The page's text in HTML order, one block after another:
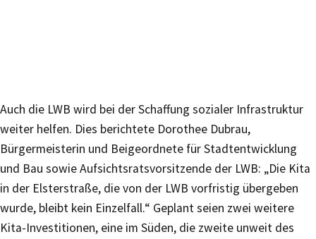
Auch die LWB wird bei der Schaffung sozialer Infrastruktur
weiter helfen. Dies berichtete Dorothee Dubrau,
Bürgermeisterin und Beigeordnete für Stadtentwicklung
und Bau sowie Aufsichtsratsvor­sitzende der LWB: „Die Kita
in der Elsterstraße, die von der LWB vorfristig übergeben
wurde, bleibt kein Einzelfall.“ Geplant seien zwei weitere
Kita-Investitionen, eine im Süden, die zweite unweit des